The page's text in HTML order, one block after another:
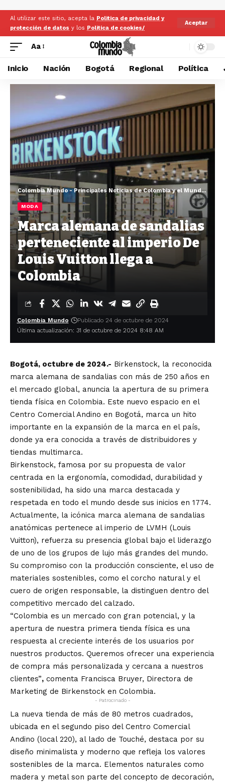
Al utilizar este sitio, acepta la Politica de privacidad y
protección de datos y los Politica de cookies/
Aceptar
Aa
Inicio Nación Bogotá Regional Política
Colombia Mundo - Principales Noticias de Colombia y el Mundo Hoy
MODA
Marca alemana de sandalias
perteneciente al imperio De
Louis Vuitton llega a
Colombia
Última actualización: 31 de octubre de 2024 8:48 AM
Colombia Mundo Publicado 24 de octubre de 2024
Bogotá, octubre de 2024.- Birkenstock, la reconocida
marca alemana de sandalias con más de 250 años en
el mercado global, anuncia la apertura de su primera
tienda física en Colombia. Este nuevo espacio en el
Centro Comercial Andino en Bogotá, marca un hito
importante en la expansión de la marca en el país,
donde ya era conocida a través de distribuidores y
tiendas multimarca.
Birkenstock, famosa por su propuesta de valor
centrada en la ergonomía, comodidad, durabilidad y
sostenibilidad, ha sido una marca destacada y
respetada en todo el mundo desde sus inicios en 1774.
Actualmente, la icónica marca alemana de sandalias
anatómicas pertenece al imperio de LVMH (Louis
Vuitton), refuerza su presencia global bajo el liderazgo
de uno de los grupos de lujo más grandes del mundo.
Su compromiso con la producción consciente, el uso de
materiales sostenibles, como el corcho natural y el
cuero de origen responsable, la distinguen dentro del
competitivo mercado del calzado.
“Colombia es un mercado con gran potencial, y la
apertura de nuestra primera tienda física es una
respuesta al creciente interés de los usuarios por
nuestros productos. Queremos ofrecer una experiencia
de compra más personalizada y cercana a nuestros
clientes”, comenta Francisca Bruyer, Directora de
Marketing de Birkenstock en Colombia.
- Patrocinado -
La nueva tienda de más de 80 metros cuadrados,
ubicada en el segundo piso del Centro Comercial
Andino (local 220), al lado de Touché, destaca por su
diseño minimalista y moderno que refleja los valores
sostenibles de la marca. Elementos naturales como
madera y metal son parte del concepto de decoración,